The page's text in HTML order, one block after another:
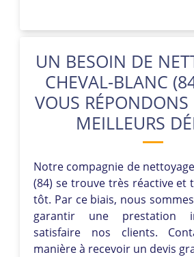
UN BESOIN DE
CHEVAL-BLANC
VOUS RÉPONDONS
MEILLEURS
Notre compagnie de
(84) se trouve très réactive et
tôt. Par ce biais, nous
garantir une prestation
satisfaire nos clients.
manière à recevoir un devis